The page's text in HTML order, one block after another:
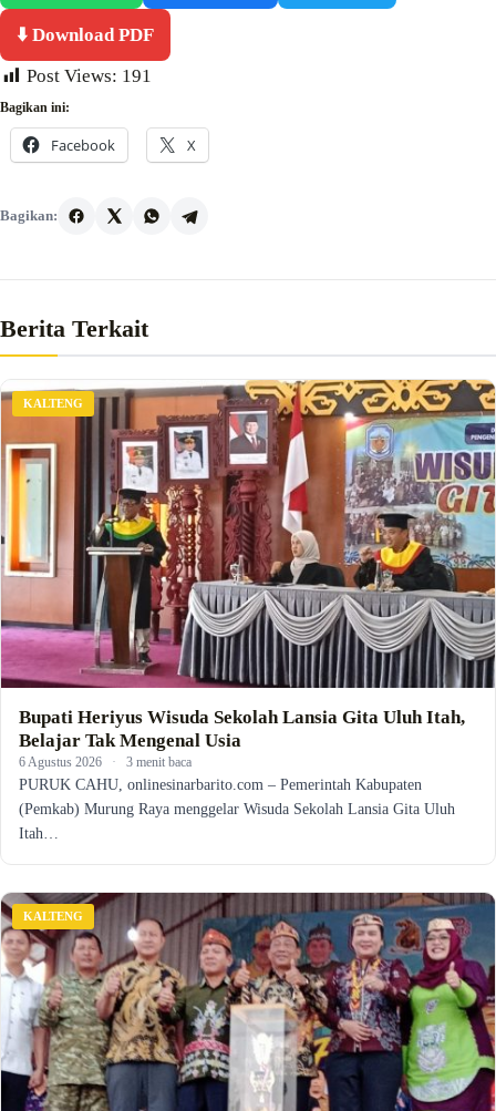
⬇️ Download PDF
Post Views: 191
Bagikan ini:
Facebook X
Bagikan:
Berita Terkait
KALTENG
Bupati Heriyus Wisuda Sekolah Lansia Gita Uluh Itah,
Belajar Tak Mengenal Usia
6 Agustus 2026 · 3 menit baca
PURUK CAHU, onlinesinarbarito.com – Pemerintah Kabupaten
(Pemkab) Murung Raya menggelar Wisuda Sekolah Lansia Gita Uluh
Itah…
KALTENG